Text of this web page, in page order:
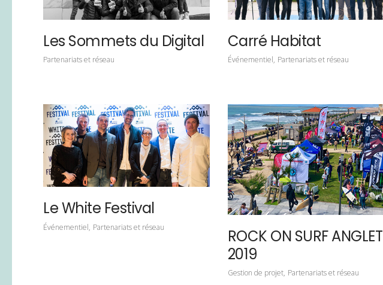
Les Sommets du Digital
Partenariats et réseau
Carré Habitat
Événementiel Partenariats et réseau
Le White Festival
Événementiel Partenariats et réseau
ROCK ON SURF ANGLET
2019
Gestion de projet Partenariats et réseau